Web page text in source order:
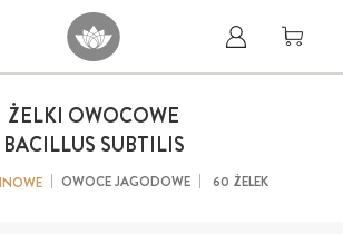
ŻELKI OWOCOWE
BACILLUS SUBTILIS
OWOCE JAGODOWE 60 ŻELEK